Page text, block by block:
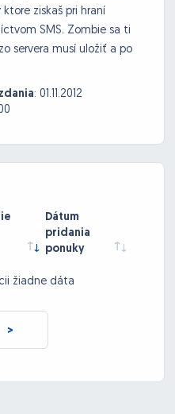
ziskaš pri hraní
SMS. Zombie sa ti
servera musí uložiť a po
: 01.11.2012
Dátum
pridania
ponuky
žiadne dáta
>